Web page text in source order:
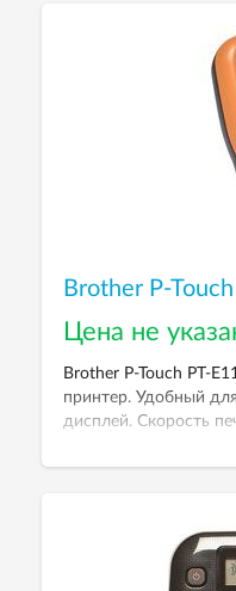
Brother P-
Цена не
Brother P-Touch PT-
принтер. Удобный
дисплей. Скорость
требований к